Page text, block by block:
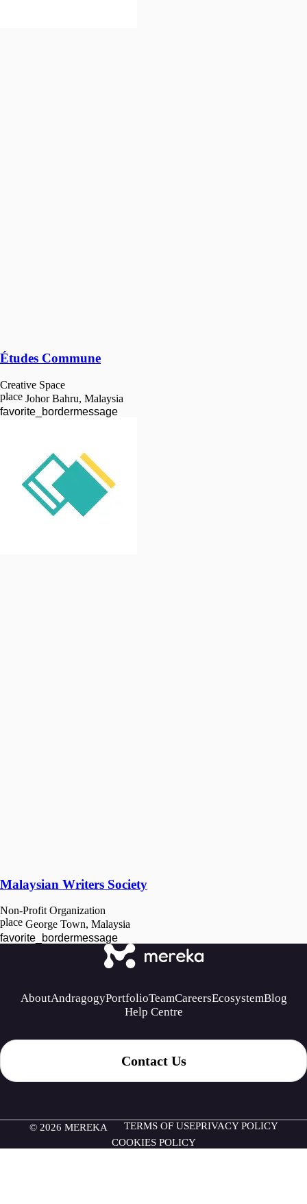
Études Commune
Creative Space
place Johor Bahru, Malaysia
favorite_bordermessage
Malaysian Writers Society
Non-Profit Organization
place George Town, Malaysia
favorite_bordermessage
AboutAndragogyPortfolioTeamCareersEcosystemBlog
Help Centre
Contact Us
© 2026 MEREKA TERMS OF USEPRIVACY POLICY
COOKIES POLICY